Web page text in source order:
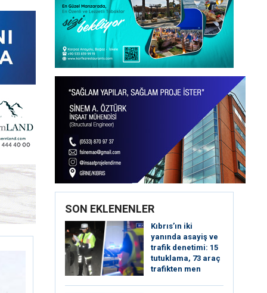
SON EKLENENLER
Kıbrıs’ın iki
yanında asayiş ve
trafik denetimi: 15
tutuklama, 73 araç
trafikten men